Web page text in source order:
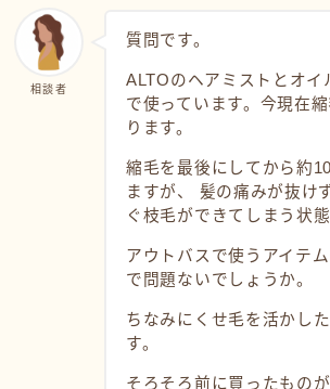
相談者
質問です。
ALTOのヘアミストとオイ
で使っています。今現在
ります。
縮毛を最後にしてから約
ますが、 髪の痛みが抜け
ぐ枝毛ができてしまう状態
アウトバスで使うアイテ
で問題ないでしょうか。
ちなみにくせ毛を活かし
す。
そろそろ前に買ったもの